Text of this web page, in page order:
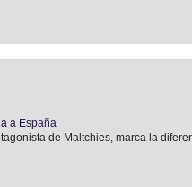
a España
de Maltchies, marca la